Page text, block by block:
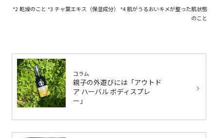
*2 乾燥のこと *3 チャ葉エキス（保湿成分） *4 肌がうるおいキメが整った肌状態
のこと
コラム
親子の外遊びには「アウトド
ア ハーバル ボディスプレ
ー」